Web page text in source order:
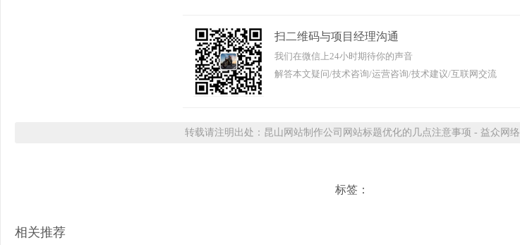
扫二维码与项目经理沟通
我们在微信上24小时期待你的声音
解答本文疑问/技术咨询/运营咨询/技术建议/互联网交流
转载请注明出处：昆山网站制作公司网站标题优化的几点注意事项 - 益众网络
标签：
相关推荐